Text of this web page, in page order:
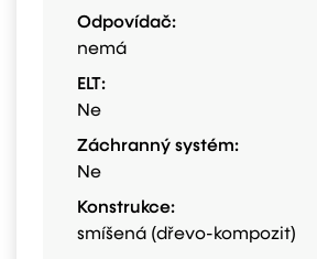
Odpovídač:
nemá
ELT:
Ne
Záchranný systém:
Ne
Konstrukce:
smíšená (dřevo-kompozit)